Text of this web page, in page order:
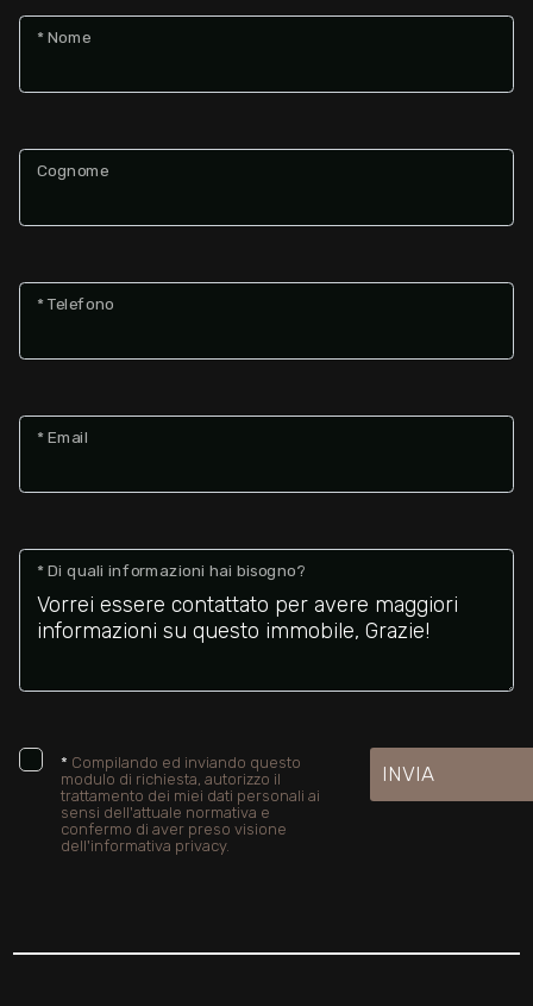
* Nome
Cognome
* Telefono
* Email
* Di quali informazioni hai bisogno?
* Compilando ed inviando questo
modulo di richiesta, autorizzo il
trattamento dei miei dati personali ai
sensi dell'attuale normativa e
confermo di aver preso visione
dell'informativa privacy.
INVIA